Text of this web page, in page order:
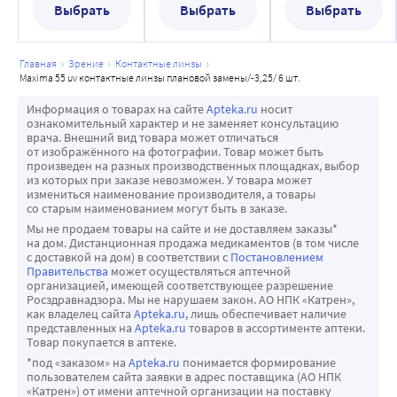
Выбрать
Выбрать
Выбрать
главная зрение
контактные линзы
maxima 55 uv контактные линзы плановой замены/-3,25/ 6 шт.
Информация о товарах на сайтеApteka.ru носит
ознакомительный характер и не заменяет консультацию
врача. Внешний вид товара может отличаться
от изображённого на фотографии. Товар может быть
произведен на разных производственных площадках, выбор
из которых при заказе невозможен. У товара может
измениться наименование производителя, а товары
со старым наименованием могут быть в заказе.
Мы не продаем товары на сайте и не доставляем заказы*
на дом. Дистанционная продажа медикаментов (в том числе
с доставкой на дом) в соответствии с Постановлением
Правительства может осуществляться аптечной
организацией, имеющей соответствующее разрешение
Росздравнадзора. Мы не нарушаем закон. АО НПК «Катрен»,
как владелец сайта Apteka.ru, лишь обеспечивает наличие
представленных на Apteka.ru товаров в ассортименте аптеки.
Товар покупается в аптеке.
*под «заказом» на Apteka.ru понимается формирование
пользователем сайта заявки в адрес поставщика (АО НПК
«Катрен») от имени аптечной организации на поставку